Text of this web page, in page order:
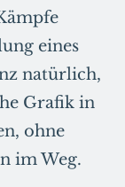
eines
natürlich,
Grafik in
ohne
im Weg.